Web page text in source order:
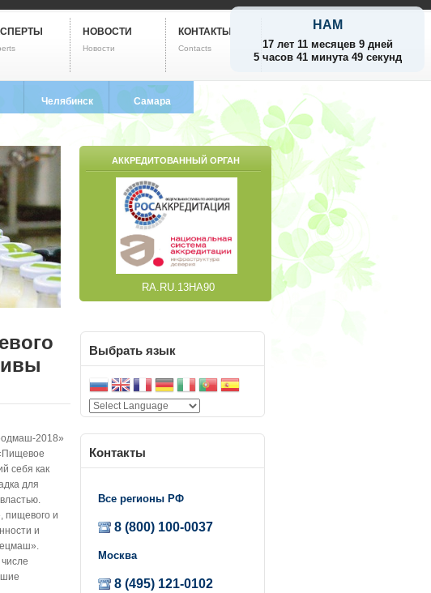
НАМ
17 лет 11 месяцев 9 дней
5 часов 41 минута 50 секунд
НОВОСТИ
Новости
КОНТАКТЫ
Contacts
Челябинск
8 (351) 799-5752
Самара
8 (846) 212-9733
АККРЕДИТОВАННЫЙ ОРГАН
RA.RU.13НА90
2018»
себя как
для
пищевого и
и
Выбрать язык
Контакты
Все регионы РФ
8 (800) 100-0037
Москва
8 (495) 121-0102